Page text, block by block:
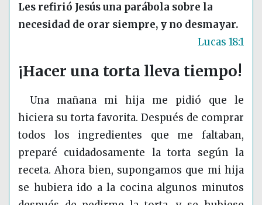
Les refirió Jesús una parábola sobre la
necesidad de orar siempre, y no desmayar.
Lucas 18:1
¡Hacer una torta lleva tiempo!
Una mañana mi hija me pidió que le
hiciera su torta favorita. Después de comprar
todos los ingredientes que me faltaban,
preparé cuidadosamente la torta según la
receta. Ahora bien, supongamos que mi hija
se hubiera ido a la cocina algunos minutos